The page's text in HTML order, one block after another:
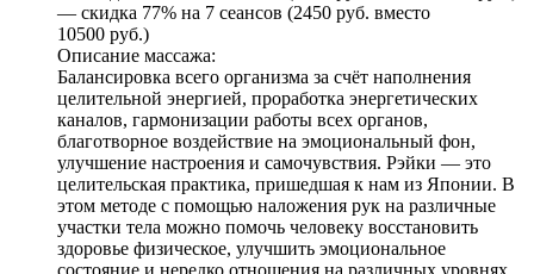
— скидка 77% на 7 сеансов (2450 руб. вместо
10500 руб.)
Описание массажа:
Балансировка всего организма за счёт наполнения
целительной энергией, проработка энергетических
каналов, гармонизации работы всех органов,
благотворное воздействие на эмоциональный фон,
улучшение настроения и самочувствия. Рэйки — это
целительская практика, пришедшая к нам из Японии. В
этом методе с помощью наложения рук на различные
участки тела можно помочь человеку восстановить
здоровье физическое, улучшить эмоциональное
состояние и нередко отношения на различных уровнях.